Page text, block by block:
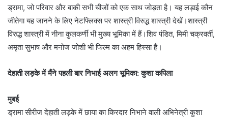
ड्रामा, जो परिवार और बाकी सभी चीजों को एक साथ जोड़ता है। यह लड़ाई कौन
जीतेगा यह जानने के लिए नेटफ्लिक्स पर शास्त्री विरुद्ध शास्त्री देखें।शास्त्री
विरुद्ध शास्त्री में नीना कुलकर्णी भी मुख्य भूमिका में हैं।शिव पंडित, मिमी चक्रवर्ती,
अमृता सुभाष और मनोज जोशी भी फिल्म का अहम हिस्सा हैं।
देहाती लड़के में मैंने पहली बार निभाई अलग भूमिका: कुशा कपिला
मुबई
ड्रामा सीरीज देहाती लड़के में छाया का किरदार निभाने वाली अभिनेत्री कुशा